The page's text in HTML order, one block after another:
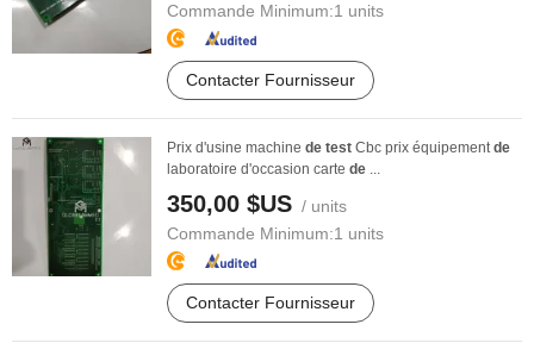
Commande Minimum:1 units
Contacter Fournisseur
Prix d'usine machine de test Cbc prix équipementde
laboratoire d'occasion carte de ...
350,00 $US / units
Commande Minimum:1 units
Contacter Fournisseur